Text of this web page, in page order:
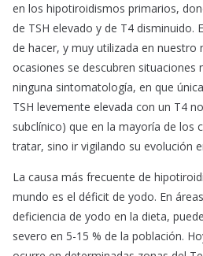
en los hipotiroidismos primarios,
de TSH elevado y de T4 disminuido.
de hacer, y muy utilizada en nuestro
ocasiones se descubren situaciones
ninguna sintomatología, en que
TSH levemente elevada con un T4
subclínico) que en la mayoría de los
tratar, sino ir vigilando su evolución
La causa más frecuente de
mundo es el déficit de yodo. En
deficiencia de yodo en la dieta,
severo en 5-15 % de la población.